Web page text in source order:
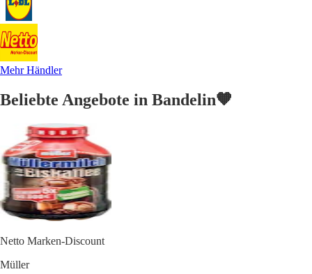
Mehr Händler
Beliebte Angebote in Bandelin🧡
Netto Marken-Discount
Müller